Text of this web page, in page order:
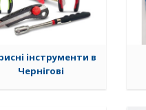
інструменти в
Чернігові